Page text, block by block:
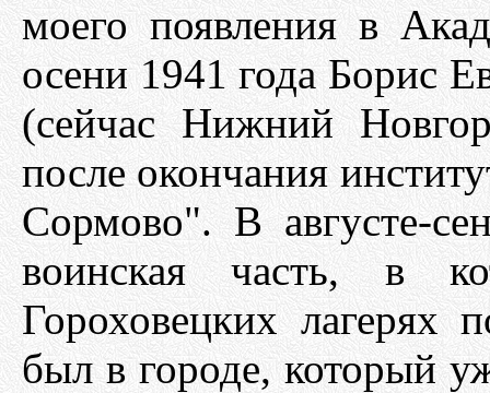
моего появления в
осени 1941 года Борис
(сейчас Нижний
после окончания
Сормово". В августе-
воинская часть, в
Гороховецких лагерях
был в городе, который